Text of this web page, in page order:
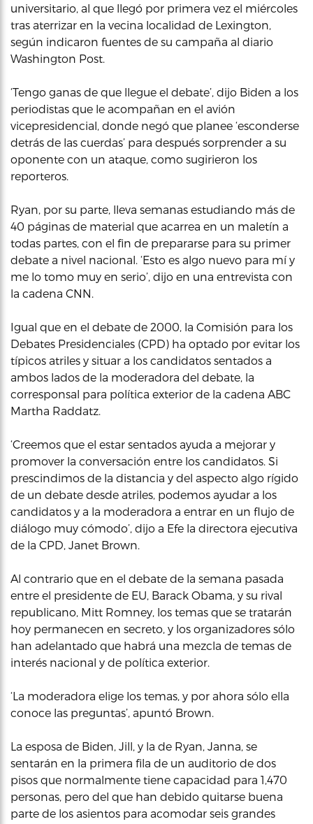
universitario, al que llegó por primera vez el miércoles
tras aterrizar en la vecina localidad de Lexington,
según indicaron fuentes de su campaña al diario
Washington Post.
‘Tengo ganas de que llegue el debate’, dijo Biden a los
periodistas que le acompañan en el avión
vicepresidencial, donde negó que planee ‘esconderse
detrás de las cuerdas’ para después sorprender a su
oponente con un ataque, como sugirieron los
reporteros.
Ryan, por su parte, lleva semanas estudiando más de
40 páginas de material que acarrea en un maletín a
todas partes, con el fin de prepararse para su primer
debate a nivel nacional. ‘Esto es algo nuevo para mí y
me lo tomo muy en serio’, dijo en una entrevista con
la cadena CNN.
Igual que en el debate de 2000, la Comisión para los
Debates Presidenciales (CPD) ha optado por evitar los
típicos atriles y situar a los candidatos sentados a
ambos lados de la moderadora del debate, la
corresponsal para política exterior de la cadena ABC
Martha Raddatz.
‘Creemos que el estar sentados ayuda a mejorar y
promover la conversación entre los candidatos. Si
prescindimos de la distancia y del aspecto algo rígido
de un debate desde atriles, podemos ayudar a los
candidatos y a la moderadora a entrar en un flujo de
diálogo muy cómodo’, dijo a Efe la directora ejecutiva
de la CPD, Janet Brown.
Al contrario que en el debate de la semana pasada
entre el presidente de EU, Barack Obama, y su rival
republicano, Mitt Romney, los temas que se tratarán
hoy permanecen en secreto, y los organizadores sólo
han adelantado que habrá una mezcla de temas de
interés nacional y de política exterior.
‘La moderadora elige los temas, y por ahora sólo ella
conoce las preguntas’, apuntó Brown.
La esposa de Biden, Jill, y la de Ryan, Janna, se
sentarán en la primera fila de un auditorio de dos
pisos que normalmente tiene capacidad para 1,470
personas, pero del que han debido quitarse buena
parte de los asientos para acomodar seis grandes